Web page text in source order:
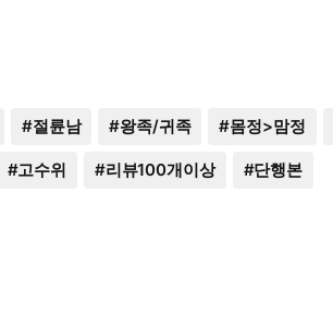
#절륜남 #왕족/귀족 #몸정>맘정
#고수위 #리뷰100개이상 #단행본